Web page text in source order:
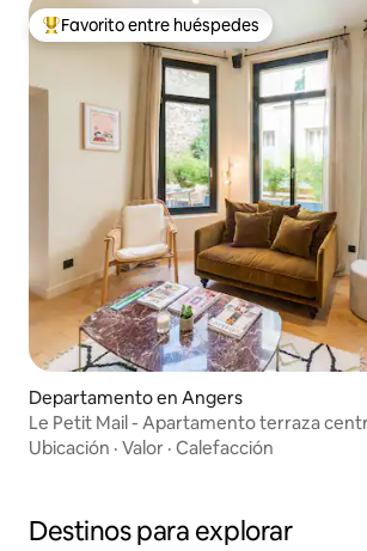
De los mejores en Favorito entre
Favorito entre huéspedes
Departamento en Angers
Le Petit Mail - Apartamento terraza
Ubicación · Valor · Calefacción
Destinos para explorar